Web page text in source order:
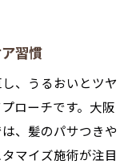
習慣
、うるおいとツヤ
ローチです。大阪
、髪のパサつきや
マイズ施術が注目